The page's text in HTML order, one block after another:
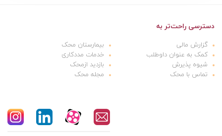
دسترسی راحت‌تر به
گزارش مالی
بیمارستان محک
کمک به عنوان داوطلب
خدمات مددکاری
شیوه پذیرش
بازدید ازمحک
تماس با محک
مجله محک